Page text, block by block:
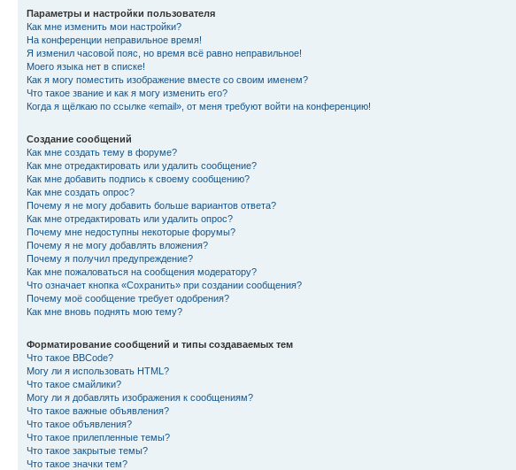
Параметры и настройки пользователя
Как мне изменить мои настройки?
На конференции неправильное время!
Я изменил часовой пояс, но время всё равно неправильное!
Моего языка нет в списке!
Как я могу поместить изображение вместе со своим именем?
Что такое звание и как я могу изменить его?
Когда я щёлкаю по ссылке «email», от меня требуют войти на конференцию!
Создание сообщений
Как мне создать тему в форуме?
Как мне отредактировать или удалить сообщение?
Как мне добавить подпись к своему сообщению?
Как мне создать опрос?
Почему я не могу добавить больше вариантов ответа?
Как мне отредактировать или удалить опрос?
Почему мне недоступны некоторые форумы?
Почему я не могу добавлять вложения?
Почему я получил предупреждение?
Как мне пожаловаться на сообщения модератору?
Что означает кнопка «Сохранить» при создании сообщения?
Почему моё сообщение требует одобрения?
Как мне вновь поднять мою тему?
Форматирование сообщений и типы создаваемых тем
Что такое BBCode?
Могу ли я использовать HTML?
Что такое смайлики?
Могу ли я добавлять изображения к сообщениям?
Что такое важные объявления?
Что такое объявления?
Что такое прилепленные темы?
Что такое закрытые темы?
Что такое значки тем?